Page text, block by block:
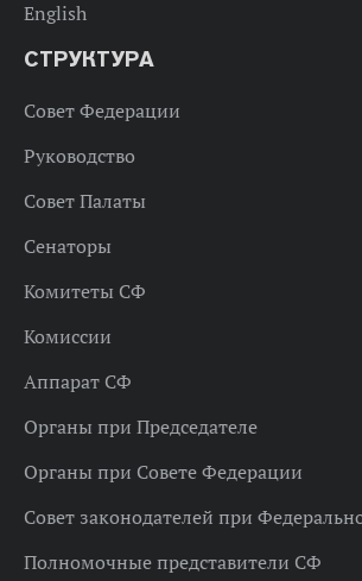
English
СТРУКТУРА
Совет Федерации
Руководство
Совет Палаты
Сенаторы
Комитеты СФ
Комиссии
Аппарат СФ
Органы при Председателе
Органы при Совете Федерации
Совет законодателей при
Полномочные представители СФ